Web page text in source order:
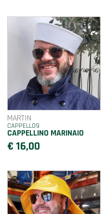
MARTIN
CAPPELLO9
CAPPELLINO MARINAIO
€ 16,00